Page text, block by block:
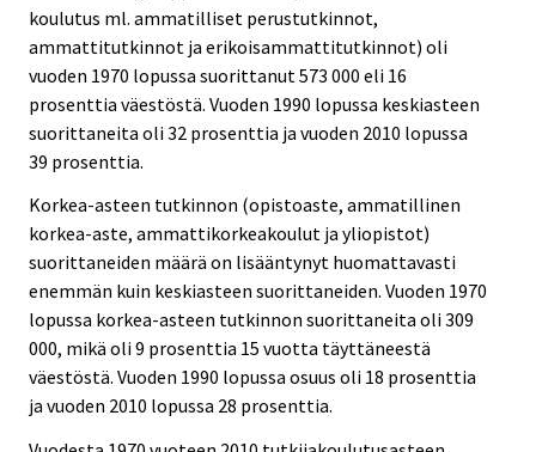
koulutus ml. ammatilliset perustutkinnot,
ammattitutkinnot ja erikoisammattitutkinnot) oli
vuoden 1970 lopussa suorittanut 573 000 eli 16
prosenttia väestöstä. Vuoden 1990 lopussa keskiasteen
suorittaneita oli 32 prosenttia ja vuoden 2010 lopussa
39 prosenttia.
Korkea-asteen tutkinnon (opistoaste, ammatillinen
korkea-aste, ammattikorkeakoulut ja yliopistot)
suorittaneiden määrä on lisääntynyt huomattavasti
enemmän kuin keskiasteen suorittaneiden. Vuoden 1970
lopussa korkea-asteen tutkinnon suorittaneita oli 309
000, mikä oli 9 prosenttia 15 vuotta täyttäneestä
väestöstä. Vuoden 1990 lopussa osuus oli 18 prosenttia
ja vuoden 2010 lopussa 28 prosenttia.